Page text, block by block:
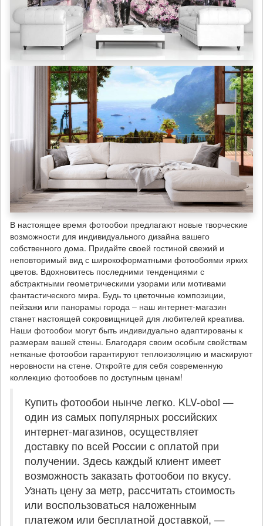
В настоящее время фотообои предлагают новые творческие
возможности для индивидуального дизайна вашего
собственного дома. Придайте своей гостиной свежий и
неповторимый вид с широкоформатными фотообоями ярких
цветов. Вдохновитесь последними тенденциями с
абстрактными геометрическими узорами или мотивами
фантастического мира. Будь то цветочные композиции,
пейзажи или панорамы города – наш интернет-магазин
станет настоящей сокровищницей для любителей креатива.
Наши фотообои могут быть индивидуально адаптированы к
размерам вашей стены. Благодаря своим особым свойствам
нетканые фотообои гарантируют теплоизоляцию и маскируют
неровности на стене. Откройте для себя современную
коллекцию фотообоев по доступным ценам!
Купить фотообои нынче легко. KLV-oboi —
один из самых популярных российских
интернет-магазинов, осуществляет
доставку по всей России с оплатой при
получении. Здесь каждый клиент имеет
возможность заказать фотообои по вкусу.
Узнать цену за метр, рассчитать стоимость
или воспользоваться наложенным
платежом или бесплатной доставкой, —